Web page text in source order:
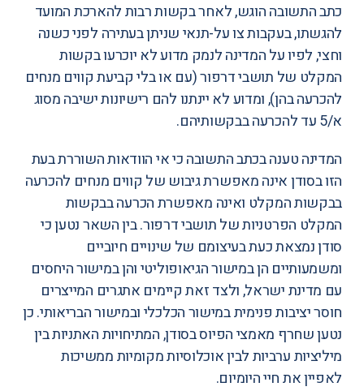
כתב התשובה הוגש, לאחר בקשות רבות להארכת המועד
להגשתו, בעקבותצו על-תנאישניתן בעתירה לפני כשנה
וחצי, לפיו על המדינה לנמק מדוע לא יוכרעו בקשות
המקלט של תושבי דרפור (עם או בלי קביעת קווים מנחים
להכרעה בהן), ומדוע לא יינתנו להם רישיונות ישיבה מסוג
א/5 עד להכרעה בבקשותיהם.
המדינה טענה בכתב התשובה כי אי הוודאות השוררת בעת
הזו בסודן אינה מאפשרת גיבוש של קווים מנחים להכרעה
בבקשות המקלט ואינה מאפשרת הכרעה בבקשות
המקלט הפרטניות של תושבי דרפור. בין השאר נטען כי
סודן נמצאת כעת בעיצומם של שינויים חיוביים
ומשמעותיים הן במישור הגיאופוליטי והן במישור היחסים
עם מדינת ישראל, ולצד זאת קיימים אתגרים המייצרים
חוסר יציבות פנימית במישור הכלכלי ובמישור הבריאותי. כן
נטען שחרף מאמצי הפיוס בסודן, המתיחויות האתניות בין
מיליציות ערביות לבין אוכלוסיות מקומיות ממשיכות
לאפיין את חיי היומיום.